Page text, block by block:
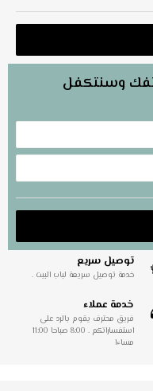
وسنتكفل
توصيل سريع
خدمة توصيل سريعة لباب البيت .
خدمة عملاء
فريق محترف يقوم بالرد على
استفساراتكم . 8:00 صباحا 11:00
مساءا